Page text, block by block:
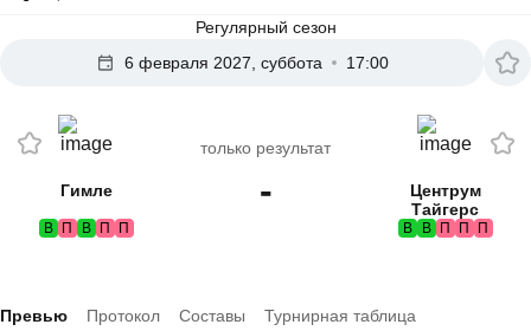
Регулярный сезон
6 февраля 2027, суббота
17:00
Гимле
В П В П П
только результат
-
Центрум
Тайгерс
В В П П П
Превью Протокол Составы Турнирная таблица